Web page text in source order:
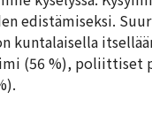
edistämiseksi.
kuntalaisella
(56 %), poliittiset